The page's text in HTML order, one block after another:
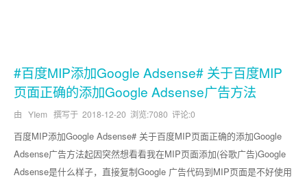
#百度MIP添加Google Adsense# 关于百度MIP
页面正确的添加Google Adsense广告方法
由 YIem 撰写于 2018-12-20 浏览:7080 评论:0
百度MIP添加Google Adsense# 关于百度MIP页面正确的添加Google
Adsense广告方法起因突然想看看我在MIP页面添加(谷歌广告)Google
Adsense是什么样子，直接复制Google 广告代码到MIP页面是不好使用